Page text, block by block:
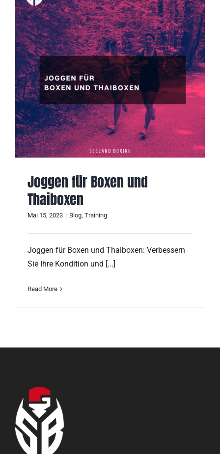
Joggen für Boxen und
Thaiboxen
Mai 15, 2023 | Blog, Training
Joggen für Boxen und Thaiboxen: Verbessern
Sie Ihre Kondition und [...]
Read More